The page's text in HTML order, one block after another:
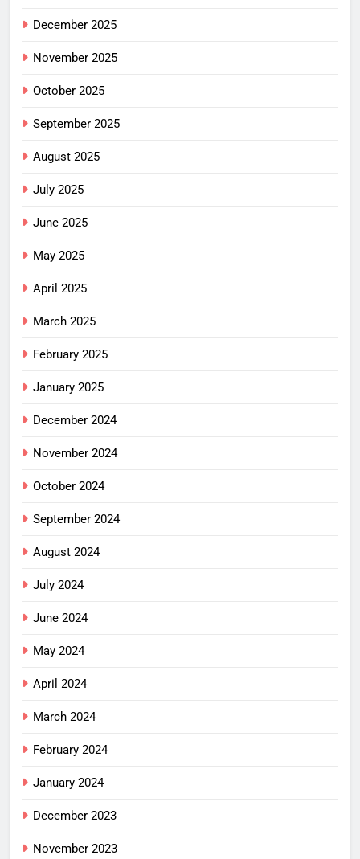
December 2025
November 2025
October 2025
September 2025
August 2025
July 2025
June 2025
May 2025
April 2025
March 2025
February 2025
January 2025
December 2024
November 2024
October 2024
September 2024
August 2024
July 2024
June 2024
May 2024
April 2024
March 2024
February 2024
January 2024
December 2023
November 2023